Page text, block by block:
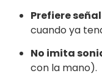
Prefiere
cuando ya
No imita
con la mano).